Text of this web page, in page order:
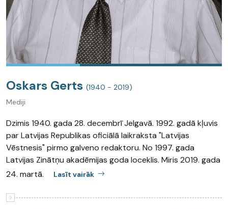
Oskars Gerts (1940 - 2019)
Mediji
Dzimis 1940. gada 28. decembrī Jelgavā. 1992. gadā kļuvis
par Latvijas Republikas oficiālā laikraksta "Latvijas
Vēstnesis" pirmo galveno redaktoru. No 1997. gada
Latvijas Zinātņu akadēmijas goda loceklis. Miris 2019. gada
24. martā.
Lasīt vairāk